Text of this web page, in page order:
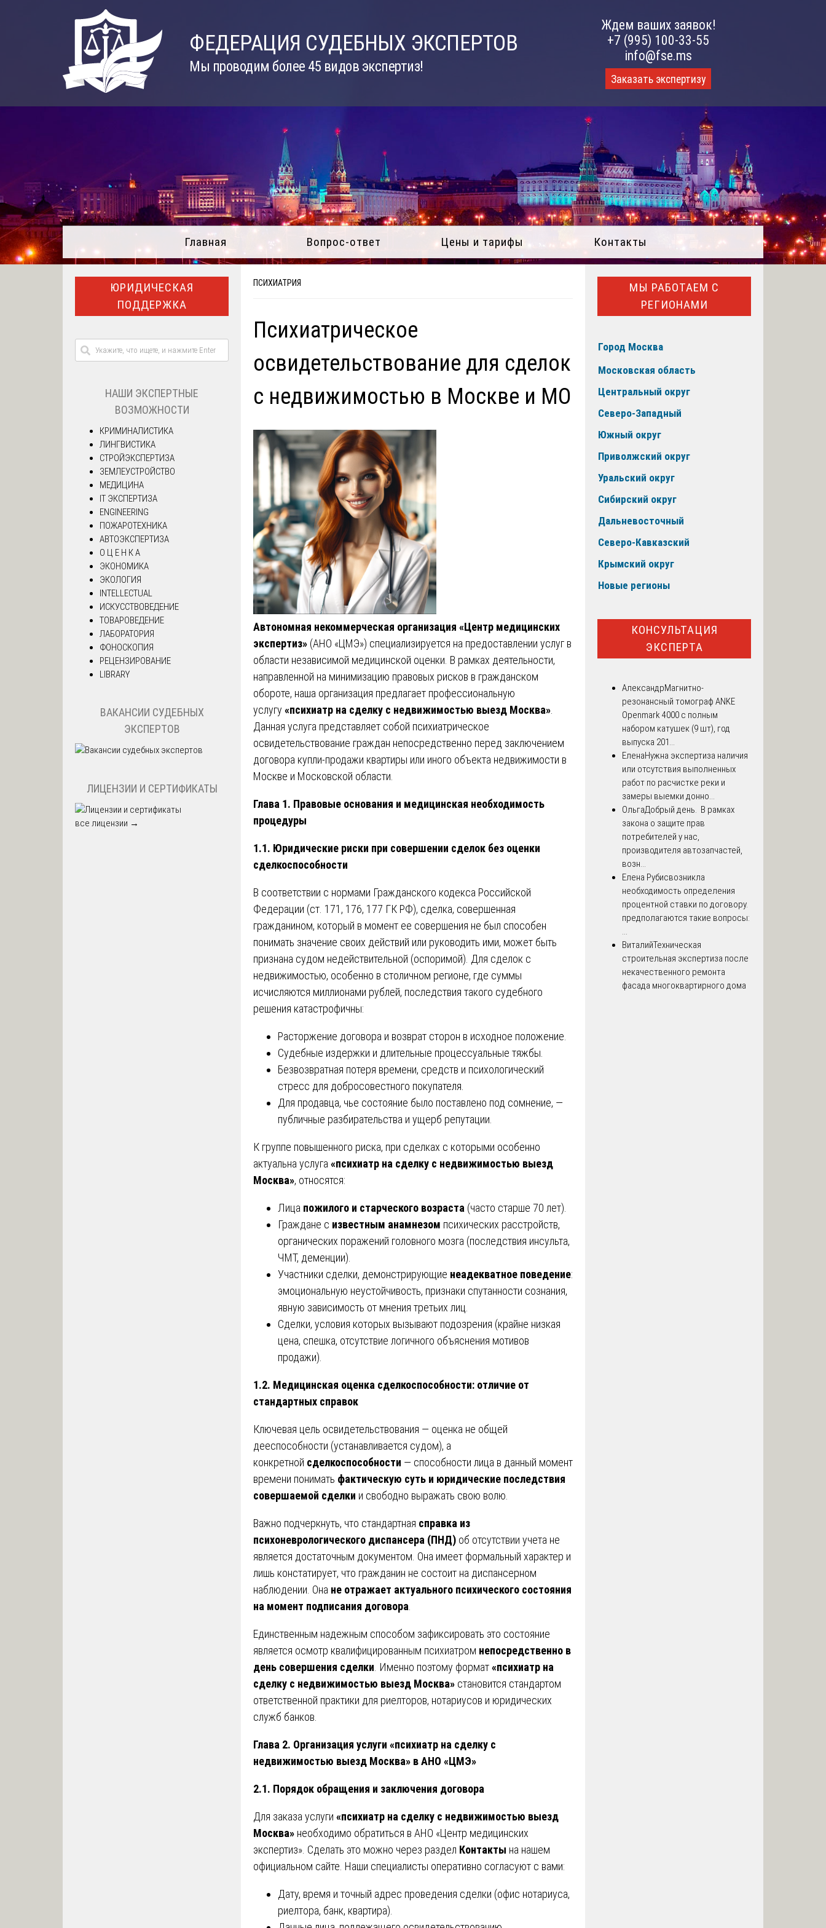
ФЕДЕРАЦИЯ СУДЕБНЫХ ЭКСПЕРТОВ
Мы проводим более 45 видов экспертиз!
Ждем ваших заявок!
+7 (995) 100-33-55
info@fse.ms
Заказать экспертизу
Главная Вопрос-ответ Цены и тарифы Контакты
ПСИХИАТРИЯ
Психиатрическое
освидетельствование для сделок
с недвижимостью в Москве и МО
Автономная некоммерческая организация «Центр медицинских
экспертиз» (АНО «ЦМЭ») специализируется на предоставлении услуг в
области независимой медицинской оценки. В рамках деятельности,
направленной на минимизацию правовых рисков в гражданском
обороте, наша организация предлагает профессиональную
услугу «психиатр на сделку с недвижимостью выезд Москва»
Данная услуга представляет собой психиатрическое
освидетельствование граждан непосредственно перед заключением
договора купли-продажи квартиры или иного объекта недвижимости в
Москве и Московской области.
Глава 1. Правовые основания и медицинская необходимость
процедуры
1.1. Юридические риски при совершении сделок без оценки
сделкоспособности
В соответствии с нормами Гражданского кодекса Российской
Федерации (ст. 171, 176, 177 ГК РФ), сделка, совершенная
гражданином, который в момент ее совершения не был способен
понимать значение своих действий или руководить ими, может быть
признана судом недействительной (оспоримой). Для сделок с
недвижимостью, особенно в столичном регионе, где суммы
исчисляются миллионами рублей, последствия такого судебного
решения катастрофичны:
Расторжение договора и возврат сторон в исходное положение.
Судебные издержки и длительные процессуальные тяжбы.
Безвозвратная потеря времени, средств и психологический
стресс для добросовестного покупателя.
Для продавца, чье состояние было поставлено под сомнение, —
публичные разбирательства и ущерб репутации.
К группе повышенного риска, при сделках с которыми особенно
актуальна услуга «психиатр на сделку с недвижимостью выезд
Москва», относятся:
Лица пожилого и старческого возраста (часто старше 70 лет).
Граждане с известным анамнезом психических расстройств,
органических поражений головного мозга (последствия инсульта,
ЧМТ, деменции).
Участники сделки, демонстрирующие неадекватное поведение:
эмоциональную неустойчивость, признаки спутанности сознания,
явную зависимость от мнения третьих лиц.
Сделки, условия которых вызывают подозрения (крайне низкая
цена, спешка, отсутствие логичного объяснения мотивов
продажи).
1.2. Медицинская оценка сделкоспособности: отличие от
стандартных справок
Ключевая цель освидетельствования — оценка не общей
дееспособности (устанавливается судом), а
конкретной сделкоспособности — способности лица в данный момент
времени понимать фактическую суть и юридические последствия
совершаемой сделки и свободно выражать свою волю.
Важно подчеркнуть, что стандартная справка из
психоневрологического диспансера (ПНД) об отсутствии учета не
является достаточным документом. Она имеет формальный характер и
лишь констатирует, что гражданин не состоит на диспансерном
наблюдении. Она не отражает актуального психического состояния
на момент подписания договора
Единственным надежным способом зафиксировать это состояние
является осмотр квалифицированным психиатром непосредственно в
день совершения сделки . Именно поэтому формат«психиатр на
сделку с недвижимостью выезд Москва» становится стандартом
ответственной практики для риелторов, нотариусов и юридических
служб банков.
Глава 2. Организация услуги «психиатр на сделку с
недвижимостью выезд Москва» в АНО «ЦМЭ»
2.1. Порядок обращения и заключения договора
Для заказа услуги «психиатр на сделку с недвижимостью выезд
Москва» необходимо обратиться в АНО «Центр медицинских
экспертиз». Сделать это можно через раздел Контакты на нашем
официальном сайте. Наши специалисты оперативно согласуют с вами:
Дату, время и точный адрес проведения сделки (офис нотариуса,
риелтора, банк, квартира).
ЮРИДИЧЕСКАЯ
ПОДДЕРЖКА
НАШИ ЭКСПЕРТНЫЕ
ВОЗМОЖНОСТИ
КРИМИНАЛИСТИКА
ЛИНГВИСТИКА
СТРОЙЭКСПЕРТИЗА
ЗЕМЛЕУСТРОЙСТВО
МЕДИЦИНА
IT ЭКСПЕРТИЗА
ENGINEERING
ПОЖАРОТЕХНИКА
АВТОЭКСПЕРТИЗА
О Ц Е Н К А
ЭКОНОМИКА
ЭКОЛОГИЯ
INTELLECTUAL
ИСКУССТВОВЕДЕНИЕ
ТОВАРОВЕДЕНИЕ
ЛАБОРАТОРИЯ
ФОНОСКОПИЯ
РЕЦЕНЗИРОВАНИЕ
LIBRARY
ВАКАНСИИ СУДЕБНЫХ
ЭКСПЕРТОВ
ЛИЦЕНЗИИ И СЕРТИФИКАТЫ
все лицензии →
МЫ РАБОТАЕМ С
РЕГИОНАМИ
Город Москва
Московская область
Центральный округ
Северо-Западный
Южный округ
Приволжский округ
Уральский округ
Сибирский округ
Дальневосточный
Северо-Кавказский
Крымский округ
Новые регионы
КОНСУЛЬТАЦИЯ
ЭКСПЕРТА
АлександрМагнитно-
резонансный томограф ANKE
Openmark 4000 с полным
набором катушек (9 шт), год
выпуска 201...
ЕленаНужна экспертиза наличия
или отсутствия выполненных
работ по расчистке реки и
замеры выемки донно...
ОльгаДобрый день. В рамках
закона о защите прав
потребителей у нас,
производителя автозапчастей,
возн...
Елена Рубисвозникла
необходимость определения
процентной ставки по договору.
предполагаются такие вопросы:
...
ВиталийТехническая
строительная экспертиза после
некачественного ремонта
фасада многоквартирного дома